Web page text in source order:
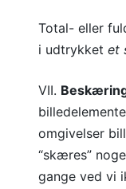
Total- eller
i udtrykket et
VII.
omgivelser
“skæres”
gange ved vi